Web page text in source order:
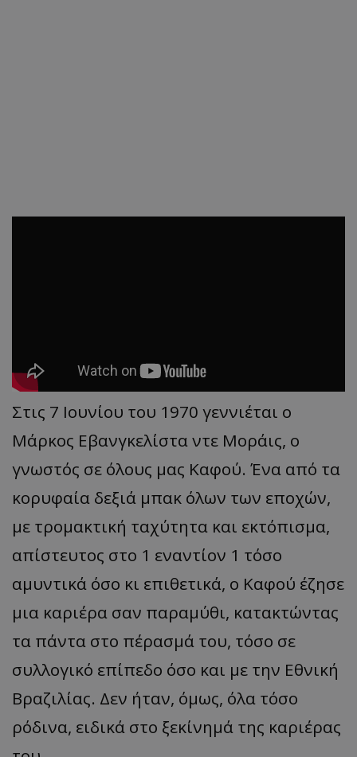
Στις 7 Ιουνίου του 1970 γεννιέται ο
Μάρκος Εβανγκελίστα ντε Μοράις, ο
γνωστός σε όλους μας Καφού. Ένα από τα
κορυφαία δεξιά μπακ όλων των εποχών,
με τρομακτική ταχύτητα και εκτόπισμα,
απίστευτος στο 1 εναντίον 1 τόσο
αμυντικά όσο κι επιθετικά, ο Καφού έζησε
μια καριέρα σαν παραμύθι, κατακτώντας
τα πάντα στο πέρασμά του, τόσο σε
συλλογικό επίπεδο όσο και με την Εθνική
Βραζιλίας. Δεν ήταν, όμως, όλα τόσο
ρόδινα, ειδικά στο ξεκίνημά της καριέρας